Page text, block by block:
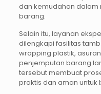
dan kemudahan dalam
barang.
Selain itu, layanan
dilengkapi fasilitas
wrapping plastik,
penjemputan barang
tersebut membuat
praktis dan aman